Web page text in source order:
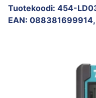
Tuotekoodi: 454-
EAN: